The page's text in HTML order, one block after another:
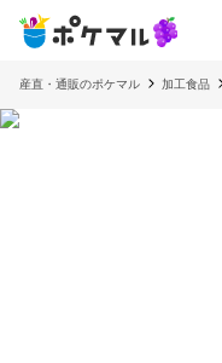
産直・通販のポケマル 加工食品